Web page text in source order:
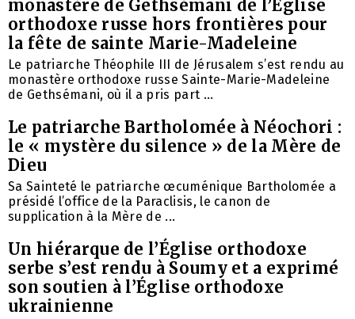
monastère de Gethsémani de l’Église
orthodoxe russe hors frontières pour
la fête de sainte Marie-Madeleine
Le patriarche Théophile III de Jérusalem s’est rendu au
monastère orthodoxe russe Sainte-Marie-Madeleine
de Gethsémani, où il a pris part ...
Le patriarche Bartholomée à Néochori :
le « mystère du silence » de la Mère de
Dieu
Sa Sainteté le patriarche œcuménique Bartholomée a
présidé l’office de la Paraclisis, le canon de
supplication à la Mère de ...
Un hiérarque de l’Église orthodoxe
serbe s’est rendu à Soumy et a exprimé
son soutien à l’Église orthodoxe
ukrainienne